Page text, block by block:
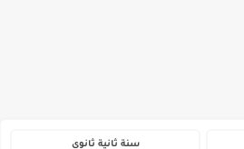
سنة ثانية ثانوي